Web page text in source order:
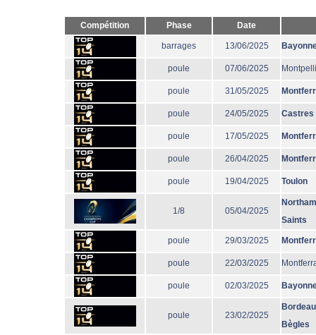
Compétition Phase Date
barrages 13/06/2025
poule 07/06/2025
poule 31/05/2025
poule 24/05/2025 Castres
poule 17/05/2025
poule 26/04/2025
poule 19/04/2025 Toulon
1/8 05/04/2025
Saints
poule 29/03/2025
poule 22/03/2025
poule 02/03/2025
poule 23/02/2025
Bègles